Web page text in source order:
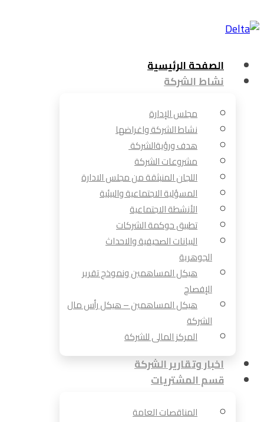
الصفحة الرئيسية
نشاط الشركة
مجلس الإدارة
نشاط الشركة واغراضها
هدف ورؤيةالشركة
مشروعات الشركة
اللجان المنبثقة من مجلس الادارة
المسؤلية الاجتماعية والبيئية
الأنشطة الاجتماعية
تطبيق حوكمة الشركات
البيانات الصحيفية والاحداث
الجوهرية
هيكل المساهمين ونموذج تقرير
الإفصاح
هيكل المساهمين – هيكل رأس مال
الشركة
المركز المالى للشركة
اخبار وتقارير الشركة
قسم المشتريات
المناقصات العامة